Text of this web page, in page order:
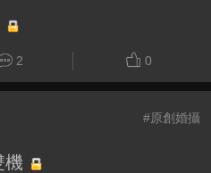
2 0
#原創婚攝
機